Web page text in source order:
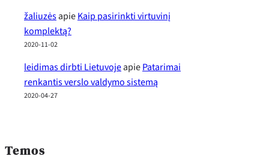
žaliuzėsapieKaip pasirinkti virtuvinį
komplektą?
2020-11-02
leidimas dirbti LietuvojeapiePatarimai
renkantis verslo valdymo sistemą
2020-04-27
Temos